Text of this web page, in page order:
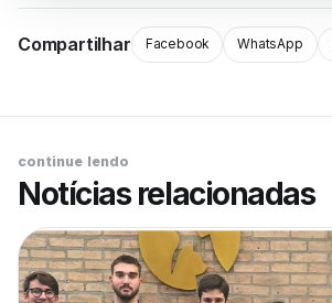
Compartilhar Facebook WhatsApp
continue lendo
Notícias relacionadas